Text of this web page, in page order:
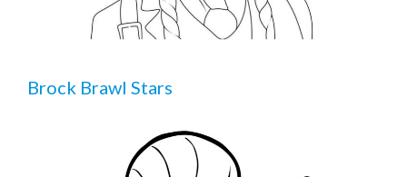
Brock Brawl Stars